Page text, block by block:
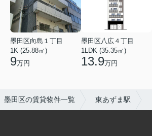
墨田区向島１丁目
1K (25.88㎡)
9万円
墨田区八広４丁目
1LDK (35.35㎡)
13.9万円
墨田区の賃貸物件一覧 東あずま駅